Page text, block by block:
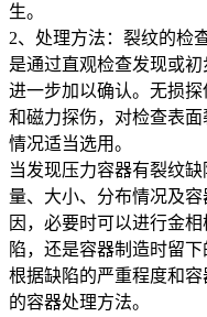
生。
2、处理方法：裂纹的检
是通过直观检查发现或
进一步加以确认。无损
和磁力探伤，对检查表
情况适当选用。
当发现压力容器有裂纹
量、大小、分布情况及
因，必要时可以进行金
陷，还是容器制造时留
根据缺陷的严重程度和
的容器处理方法。